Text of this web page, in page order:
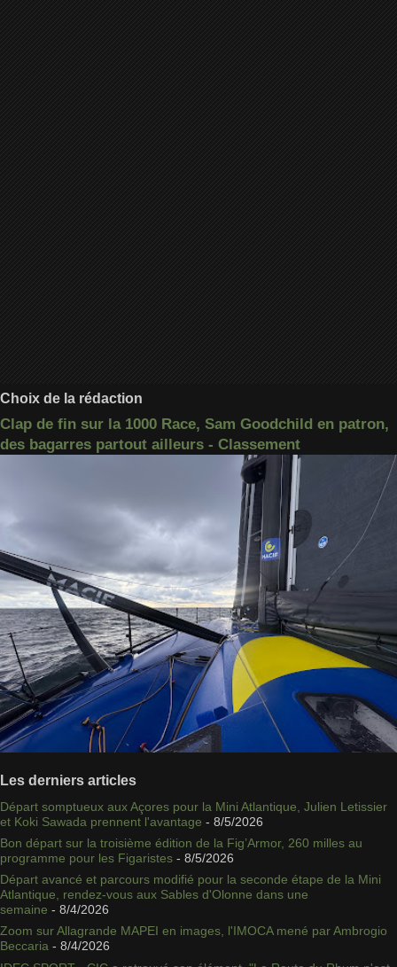
Choix de la rédaction
Clap de fin sur la 1000 Race, Sam Goodchild en patron,
des bagarres partout ailleurs - Classement
Les derniers articles
Départ somptueux aux Açores pour la Mini Atlantique, Julien Letissier
et Koki Sawada prennent l'avantage - 8/5/2026
Bon départ sur la troisième édition de la Fig’Armor, 260 milles au
programme pour les Figaristes - 8/5/2026
Départ avancé et parcours modifié pour la seconde étape de la Mini
Atlantique, rendez-vous aux Sables d'Olonne dans une
semaine - 8/4/2026
Zoom sur Allagrande MAPEI en images, l'IMOCA mené par Ambrogio
Beccaria - 8/4/2026